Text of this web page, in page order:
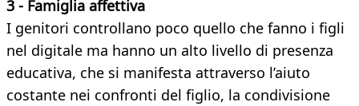
3 - Famiglia affettiva
I genitori controllano poco quello che fanno i figli
nel digitale ma hanno un alto livello di presenza
educativa, che si manifesta attraverso l’aiuto
costante nei confronti del figlio, la condivisione